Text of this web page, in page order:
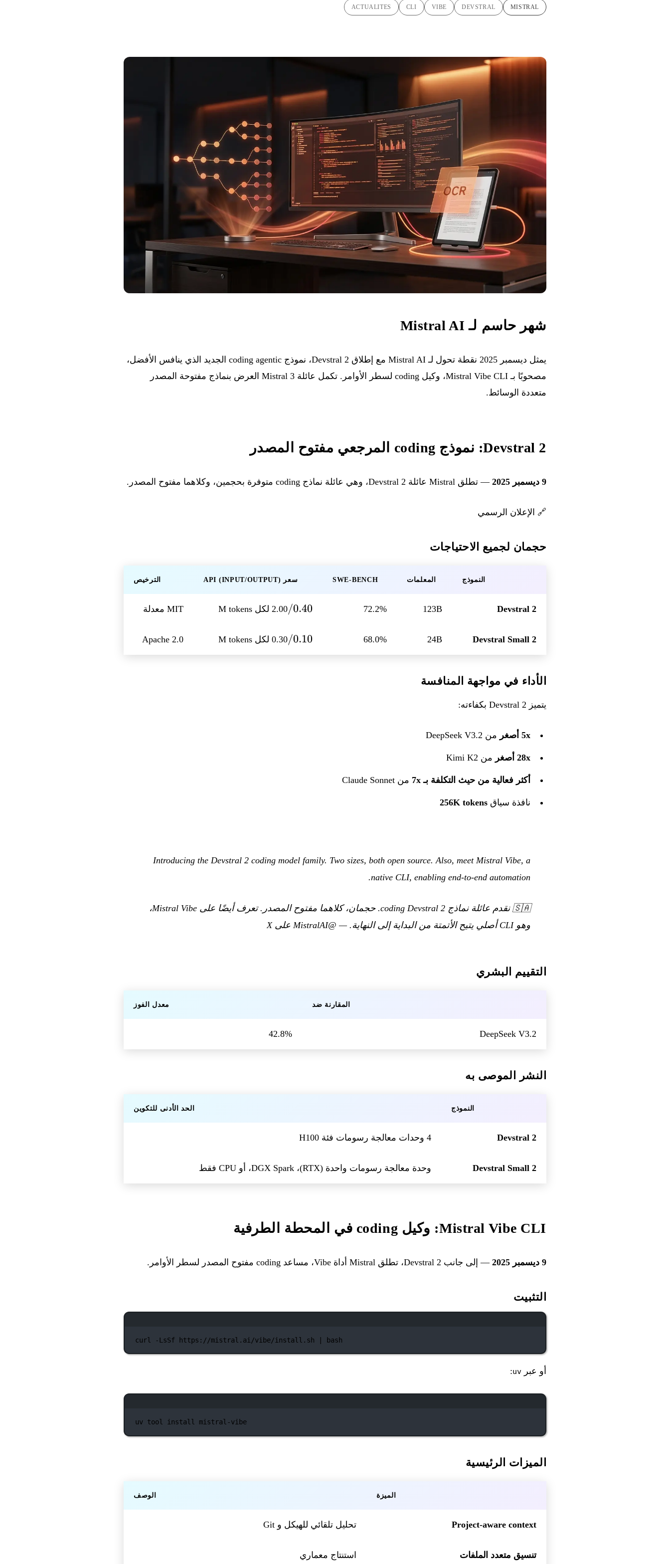
MISTRAL
DEVSTRAL
VIBE
CLI
ACTUALITES
شهر حاسم لـ Mistral AI
يمثل ديسمبر 2025 نقطة تحول لـ Mistral AI مع إطلاق Devstral 2، نموذج coding agentic الجديد الذي ينافس الأفضل،
مصحوبًا بـ Mistral Vibe CLI، وكيل coding لسطر الأوامر. تكمل عائلة Mistral 3 العرض بنماذج مفتوحة المصدر
متعددة الوسائط.
Devstral 2: نموذج coding المرجعي مفتوح المصدر
9 ديسمبر 2025 — تطلق Mistral عائلة Devstral 2، وهي عائلة نماذج coding متوفرة بحجمين، وكلاهما مفتوح المصدر.
🔗 الإعلان الرسمي
حجمان لجميع الاحتياجات
النموذج المعلمات SWE-BENCH سعر API (INPUT/OUTPUT) الترخيص
Devstral 2
123B
72.2%
0.40
0.40/ 2.00 لكل M tokens MIT معدلة
Devstral Small 2
24B
68.0%
0.10
0.10/ 0.30 لكل M tokens Apache 2.0
الأداء في مواجهة المنافسة
يتميز Devstral 2 بكفاءته:
5x أصغر من DeepSeek V3.2
28x أصغر من Kimi K2
أكثر فعالية من حيث التكلفة بـ 7x من Claude Sonnet
نافذة سياق 256K tokens
Introducing the Devstral 2 coding model family. Two sizes, both open source. Also, meet Mistral Vibe, a
native CLI, enabling end-to-end automation.
🇸🇦
نقدم عائلة نماذج coding Devstral 2. حجمان، كلاهما مفتوح المصدر. تعرف أيضًا على Mistral Vibe،
وهو CLI أصلي يتيح الأتمتة من البداية إلى النهاية.
— @MistralAI على X
التقييم البشري
المقارنة ضد معدل الفوز
DeepSeek V3.2
42.8%
النشر الموصى به
النموذج الحد الأدنى للتكوين
Devstral 2 4 وحدات معالجة رسومات فئة H100
Devstral Small 2 وحدة معالجة رسومات واحدة (RTX)، DGX Spark، أو CPU فقط
Mistral Vibe CLI: وكيل coding في المحطة الطرفية
9 ديسمبر 2025 — إلى جانب Devstral 2، تطلق Mistral أداة Vibe، مساعد coding مفتوح المصدر لسطر الأوامر.
التثبيت
curl -LsSf https://mistral.ai/vibe/install.sh bash
أو عبر uv
:
uv tool install mistral-vibe
الميزات الرئيسية
الميزة الوصف
Project-aware context تحليل تلقائي للهيكل و Git
تنسيق متعدد الملفات استنتاج معماري